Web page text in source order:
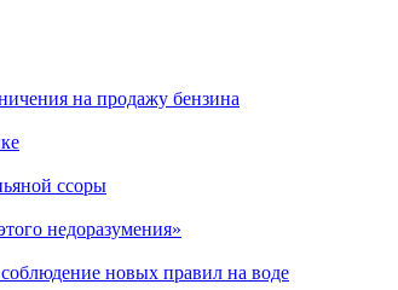
на продажу бензина
ссоры
недоразумения»
новых правил на воде